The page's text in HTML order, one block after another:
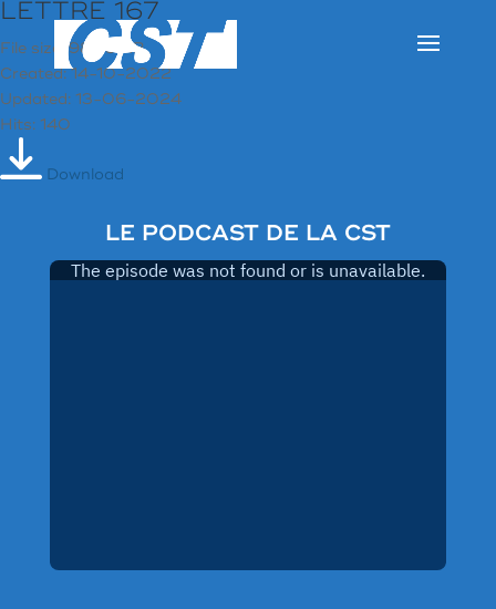
LETTRE 167
File size: 98.89 KB
Created: 14-10-2022
Updated: 13-06-2024
Hits: 140
Download
LE PODCAST DE LA CST